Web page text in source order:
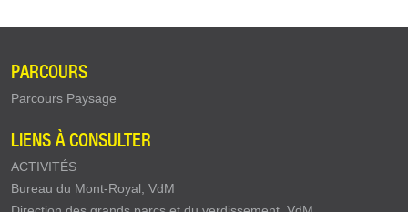
PARCOURS
Parcours Paysage
LIENS À CONSULTER
ACTIVITÉS
Bureau du Mont-Royal, VdM